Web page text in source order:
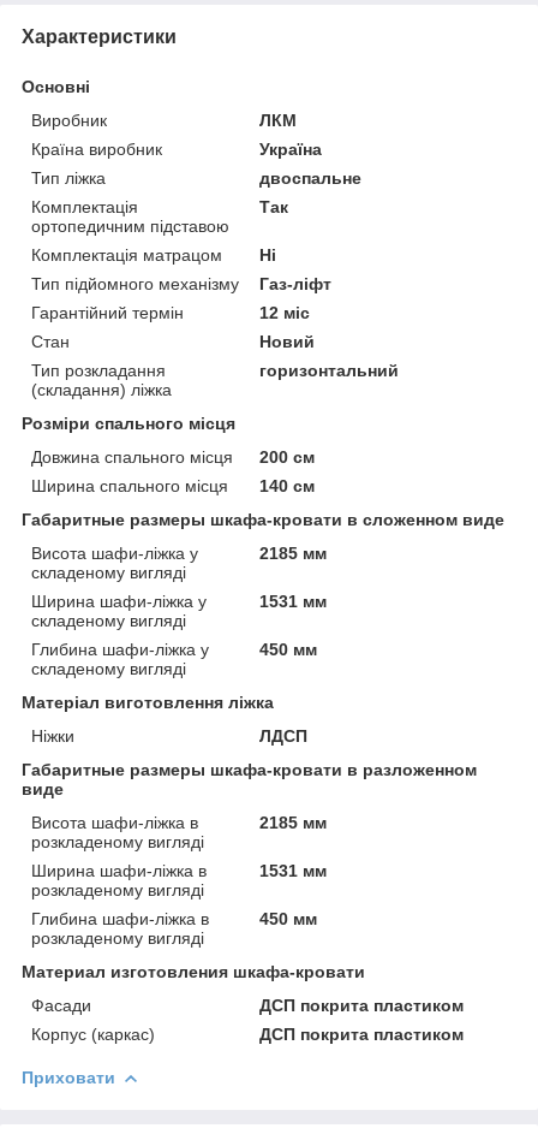
Характеристики
Основні
Виробник
ЛКМ
Країна виробник
Україна
Тип ліжка
двоспальне
Комплектація
ортопедичним підставою
Так
Комплектація матрацом
Ні
Тип підйомного механізму
Газ-ліфт
Гарантійний термін
12 міс
Стан
Новий
Тип розкладання
(складання) ліжка
горизонтальний
Розміри спального місця
Довжина спального місця
200 см
Ширина спального місця
140 см
Габаритные размеры шкафа-кровати в сложенном виде
Висота шафи-ліжка у
складеному вигляді
2185 мм
Ширина шафи-ліжка у
складеному вигляді
1531 мм
Глибина шафи-ліжка у
складеному вигляді
450 мм
Матеріал виготовлення ліжка
Ніжки
ЛДСП
Габаритные размеры шкафа-кровати в разложенном
виде
Висота шафи-ліжка в
розкладеному вигляді
2185 мм
Ширина шафи-ліжка в
розкладеному вигляді
1531 мм
Глибина шафи-ліжка в
розкладеному вигляді
450 мм
Материал изготовления шкафа-кровати
Фасади
ДСП покрита пластиком
Корпус (каркас)
ДСП покрита пластиком
Приховати